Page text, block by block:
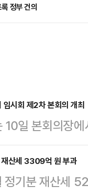
정부 건의
시회 제2차 본회의 개최
10일 본회의장
통과시켰다.
한 조례안 △용
일부개정조례안
산세 3309억 원 부과
정기분 재산세